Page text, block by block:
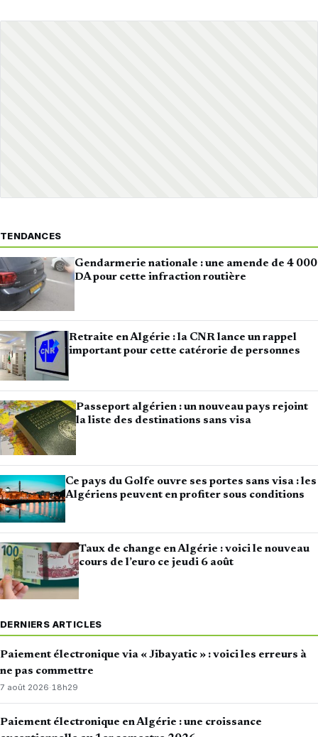
TENDANCES
Gendarmerie nationale : une amende de 4 000
DA pour cette infraction routière
Retraite en Algérie : la CNR lance un rappel
important pour cette catérorie de personnes
Passeport algérien : un nouveau pays rejoint
la liste des destinations sans visa
Ce pays du Golfe ouvre ses portes sans visa : les
Algériens peuvent en profiter sous conditions
Taux de change en Algérie : voici le nouveau
cours de l’euro ce jeudi 6 août
DERNIERS ARTICLES
Paiement électronique via « Jibayatic » : voici les erreurs à
ne pas commettre
7 août 2026·18h29
Paiement électronique en Algérie : une croissance